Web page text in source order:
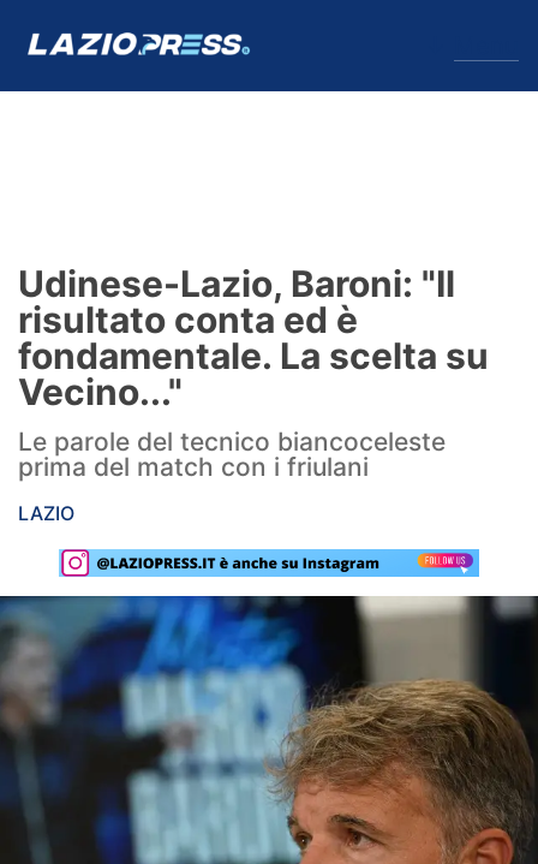
Formello
Infortuni
Primavera
Calciomercato
Lazio Women
Rassegna Lazio
Social
Calcio
Serie A
Champions League
Europa League
Udinese-Lazio, Baroni: "Il
risultato conta ed è
fondamentale. La scelta su
Vecino..."
Le parole del tecnico biancoceleste
prima del match con i friulani
LAZIO